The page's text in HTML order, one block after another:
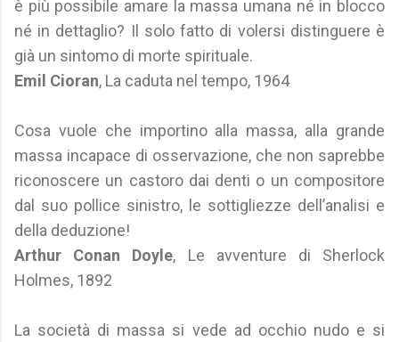
è più possibile amare la massa umana né in blocco
né in dettaglio? Il solo fatto di volersi distinguere è
già un sintomo di morte spirituale.
Emil Cioran, La caduta nel tempo, 1964
Cosa vuole che importino alla massa, alla grande
massa incapace di osservazione, che non saprebbe
riconoscere un castoro dai denti o un compositore
dal suo pollice sinistro, le sottigliezze dell’analisi e
della deduzione!
Arthur Conan Doyle, Le avventure di Sherlock
Holmes, 1892
La società di massa si vede ad occhio nudo e si